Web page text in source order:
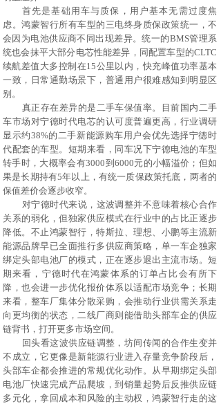
首先是基础用车与质保，用户基本无需过度焦
虑。鸿蒙智行所有车型的三电终身质保政策统一，不
会因为电池供应商不同出现差异。统一的BMS管理系
统也会抹平大部分电芯性能差异，同配置车型的CLTC
续航差值大多控制在15公里以内，快充峰值功率基本
一致，日常通勤场景下，普通用户很难感知到明显区
别。
真正存在差异的是二手车保值率。目前国内二手
车市场对宁德时代电芯的认可度普遍更高，行业调研
显示约38%的二手新能源购车用户会优先选择宁德时
代配套的车型。短期来看，同车况下宁德电池的车型
转手时，大概率会有3000到6000元的小幅溢价；但如
果是长期持有5年以上，有统一质保政策托底，两者的
保值差价会逐步收窄。
对宁德时代来说，这波调整并不意味着核心合作
关系的弱化，但独家供应模式在行业中的占比正逐步
降低。不止鸿蒙智行， 特斯拉 、理想、小鹏等主流新
能源品牌早已全面推行多供应商策略，单一车企独家
绑定头部电池厂的模式，正在逐步退出主流市场。短
期来看，宁德时代在鸿蒙体系的订单占比会有所下
降，也会进一步优化报价体系以适配市场竞争；长期
来看，整车厂集体分散采购，会推动行业供需关系走
向更均衡的状态，二线厂商则能借助头部车企的供应
链背书，打开更多市场空间。
回头看这波供应链调整，坊间传闻的合作生变并
不成立，它更像是新能源行业进入存量竞争阶段后，
头部车企都会推进的常规优化动作。从早期绑定头部
电池厂快速完成产品爬坡，到销量起势后反推供应链
多元化，拿回成本和风险的主动权，鸿蒙智行走的这